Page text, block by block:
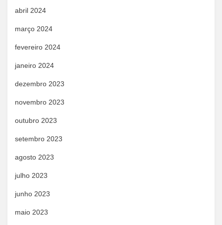
abril 2024
março 2024
fevereiro 2024
janeiro 2024
dezembro 2023
novembro 2023
outubro 2023
setembro 2023
agosto 2023
julho 2023
junho 2023
maio 2023